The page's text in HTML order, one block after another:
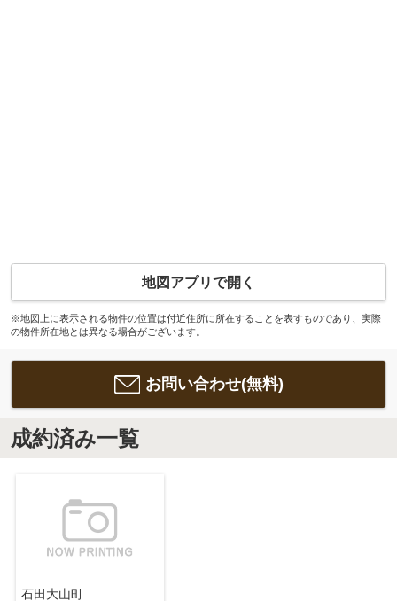
地図アプリで開く
※地図上に表示される物件の位置は付近住所に所在することを表すものであり、実際
の物件所在地とは異なる場合がございます。
お問い合わせ(無料)
成約済み一覧
石田大山町